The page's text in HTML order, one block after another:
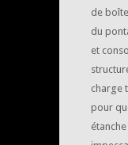
de
du
et
charge
pour